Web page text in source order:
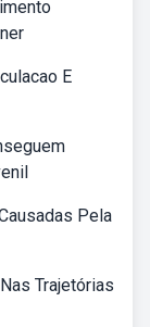
E
Pela
Trajetórias